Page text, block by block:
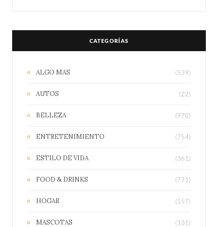
CATEGORÍAS
ALGO MAS (539)
AUTOS (22)
BELLEZA (970)
ENTRETENIMIENTO (754)
ESTILO DE VIDA (361)
FOOD & DRINKS (771)
HOGAR (157)
MASCOTAS (131)